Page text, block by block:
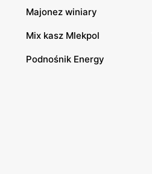
Majonez winiary
Mix kasz Mlekpol
Podnośnik Energy